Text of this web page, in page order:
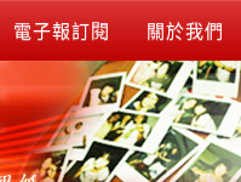
電子報訂閱 關於我們